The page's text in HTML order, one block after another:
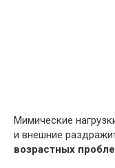
Мимические
и внешние
возрастных